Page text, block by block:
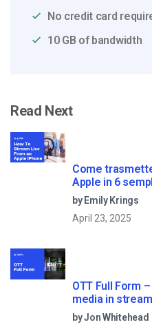
No credit card
10 GB of bandwidth
Read Next
Come
Apple in 6
by Emily Krings
April 23, 2025
OTT Full Form
media in
by Jon Whitehead